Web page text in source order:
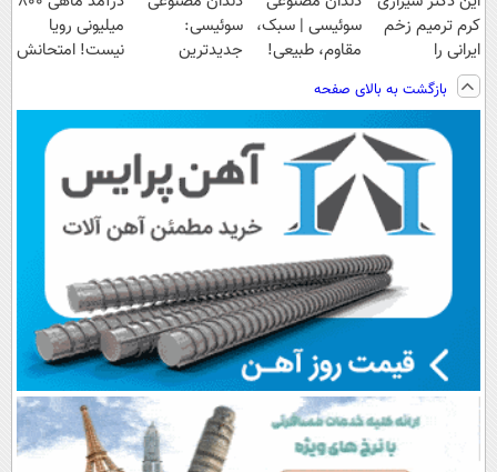
کرم ترمیم زخم
ایرانی را
ساخت!!!
سوئیسی | سبک،
مقاوم، طبیعی!
رایگان+پرداخت
اقساطی😍
سوئیسی:
جدیدترین
پرداخت قسطی
میلیونی رویا
نیست! امتحانش
بازگشت به بالای صفحه